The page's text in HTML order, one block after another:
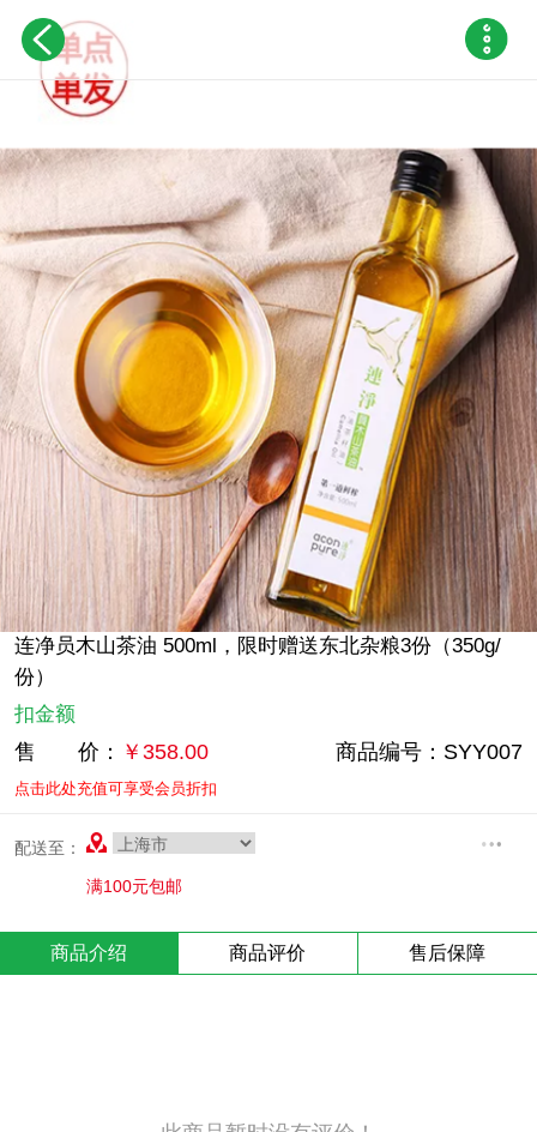
连净员木山茶油 500ml，限时赠送东北杂粮3份（350g/
份）
扣金额
售 价： ￥ 358.00 商品编号： SYY007
点击此处充值可享受会员折扣
配送至：
满100元包邮
商品介绍 商品评价 售后保障